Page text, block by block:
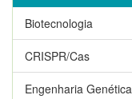
Biotecnologia
CRISPR/Cas
Engenharia Genética